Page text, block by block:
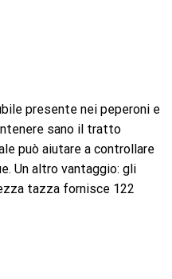
presente nei peperoni e
sano il tratto
può aiutare a controllare
Un altro vantaggio: gli
tazza fornisce 122